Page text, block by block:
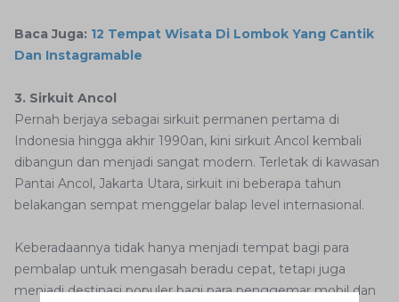
Baca Juga: 12 Tempat Wisata Di Lombok Yang Cantik
Dan Instagramable
3. Sirkuit Ancol
Pernah berjaya sebagai sirkuit permanen pertama di
Indonesia hingga akhir 1990an, kini sirkuit Ancol kembali
dibangun dan menjadi sangat modern. Terletak di kawasan
Pantai Ancol, Jakarta Utara, sirkuit ini beberapa tahun
belakangan sempat menggelar balap level internasional.
Keberadaannya tidak hanya menjadi tempat bagi para
pembalap untuk mengasah beradu cepat, tetapi juga
menjadi destinasi populer bagi para penggemar mobil dan